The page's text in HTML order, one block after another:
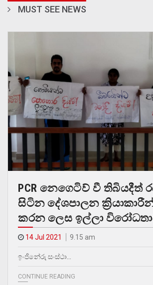
MUST SEE NEWS
PCR නෙගෙටිව් වී තිබියදීත්
සිටින දේශපාලන
කරන ලෙස ඉල්ලා
14 Jul 2021 9.15 am
ඉංජිනේරු සංස්ථා…
CONTINUE READING